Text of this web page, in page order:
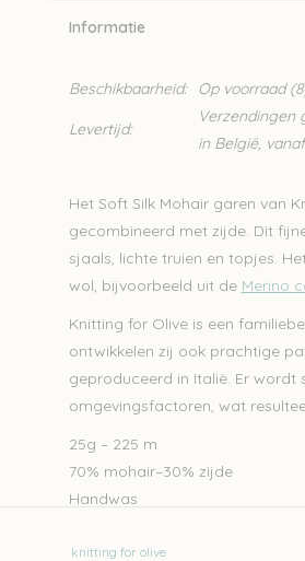
Informatie
Beschikbaarheid: Op voorraad
Levertijd:
Verzendingen
in België,
Het Soft Silk Mohair garen van
gecombineerd met zijde. Dit
sjaals, lichte truien en topjes.
wol, bijvoorbeeld uit de Merino
Knitting for Olive is een
ontwikkelen zij ook prachtige
geproduceerd in Italië. Er
omgevingsfactoren, wat
25g – 225 m
70% mohair–30% zijde
Handwas
knitting for olive